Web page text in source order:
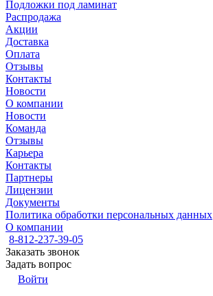
Подложки под ламинат
Распродажа
Акции
Доставка
Оплата
Отзывы
Контакты
Новости
О компании
Новости
Команда
Отзывы
Карьера
Контакты
Партнеры
Лицензии
Документы
Политика обработки персональных данных
О компании
8-812-237-39-05
Заказать звонок
Задать вопрос
Войти